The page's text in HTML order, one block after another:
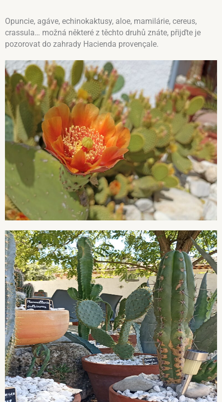
Opuncie, agáve, echinokaktusy, aloe, mamilárie, cereus,
crassula… možná některé z těchto druhů znáte, přijďte je
pozorovat do zahrady Hacienda provençale.